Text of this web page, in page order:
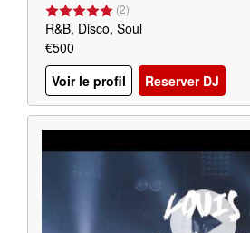
(2)
R&B, Disco, Soul
€500
Voir le profil
Reserver DJ